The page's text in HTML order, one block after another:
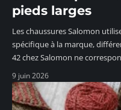
pieds larges
Les chaussures Salomon
spécifique à la marque,
42 chez Salomon ne
9 juin 2026